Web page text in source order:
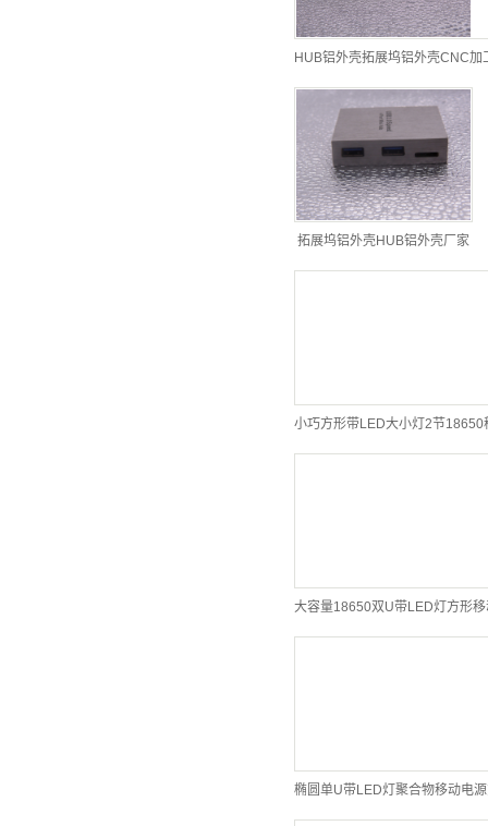
HUB铝外壳拓展坞铝外壳CNC加
拓展坞铝外壳HUB铝外壳厂家
椭圆单U带LED灯聚合物移动电